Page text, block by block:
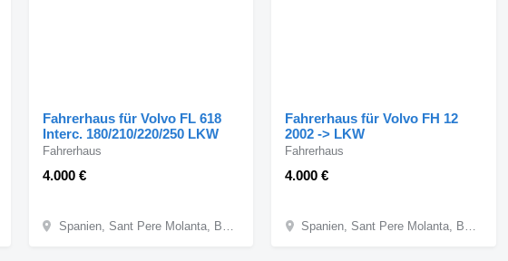
Fahrerhaus für Volvo FL 618
Interc. 180/210/220/250 LKW
4.000 €
Fahrerhaus
Fahrerhaus für Volvo FH 12
2002 -> LKW
4.000 €
Fahrerhaus